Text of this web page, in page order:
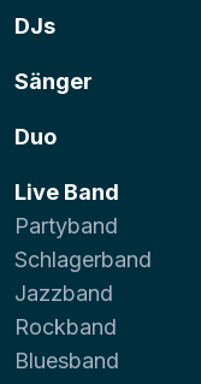
DJs
Sänger
Duo
Live Band
Partyband
Schlagerband
Jazzband
Rockband
Bluesband